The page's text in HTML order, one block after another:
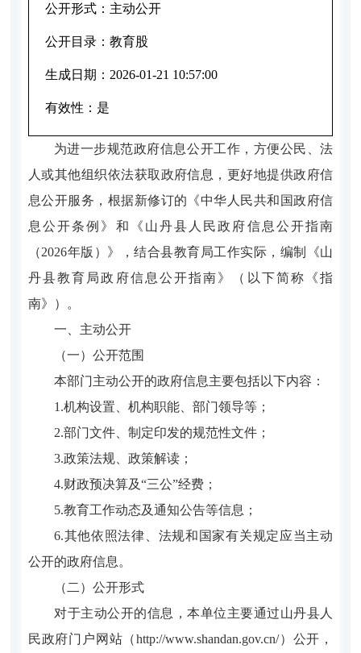
公开形式： 主动公开
公开目录： 教育股
生成日期： 2026-01-21 10:57:00
有效性： 是
为进一步规范政府信息公开工作，方便公民、法
人或其他组织依法获取政府信息，更好地提供政府信
息公开服务，根据新修订的《中华人民共和国政府信
息公开条例》和《山丹县人民政府信息公开指南
（2026年版）》，结合县教育局工作实际，编制《山
丹县教育局政府信息公开指南》（以下简称《指
南》）。
一、主动公开
（一）公开范围
本部门主动公开的政府信息主要包括以下内容：
1.机构设置、机构职能、部门领导等；
2.部门文件、制定印发的规范性文件；
3.政策法规、政策解读；
4.财政预决算及“三公”经费；
5.教育工作动态及通知公告等信息；
6.其他依照法律、法规和国家有关规定应当主动
公开的政府信息。
（二）公开形式
对于主动公开的信息，本单位主要通过山丹县人
民政府门户网站（http://www.shandan.gov.cn/）公开，